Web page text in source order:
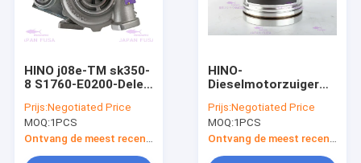
Producten
VR-show
Over ons
Fabrieksreis
HINO j08e-TM sk350-
8 S1760-E0200-Delen
5001 van de
Motorturbocompressor
Prijs:Negotiated Price
MOQ:1PCS
HINO-
Dieselmotorzuiger
112 mm-OEM S130A-
E0101/97
Prijs:Negotiated Price
MOQ:1PCS